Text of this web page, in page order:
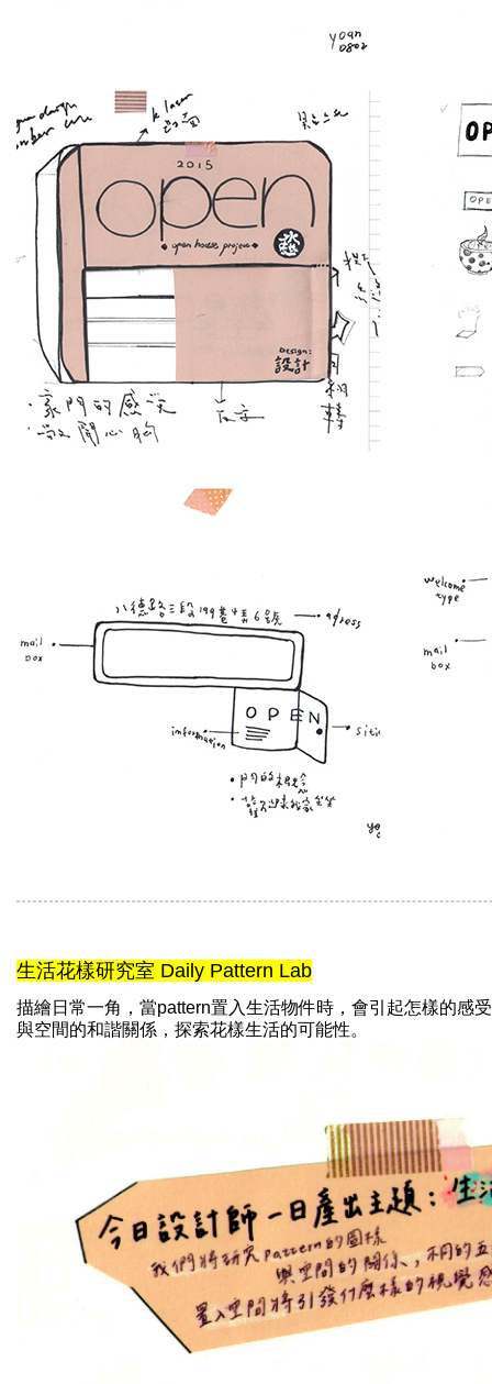
生活花樣研究室 Daily Pattern Lab
描繪日常一角，當pattern置入生活物件時，會引起怎樣的感
與空間的和諧關係，探索花樣生活的可能性。